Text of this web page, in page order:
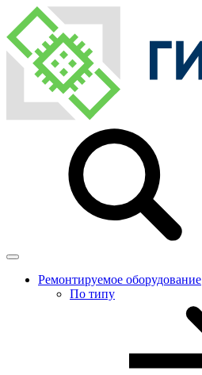
Ремонтируемое оборудование
По типу